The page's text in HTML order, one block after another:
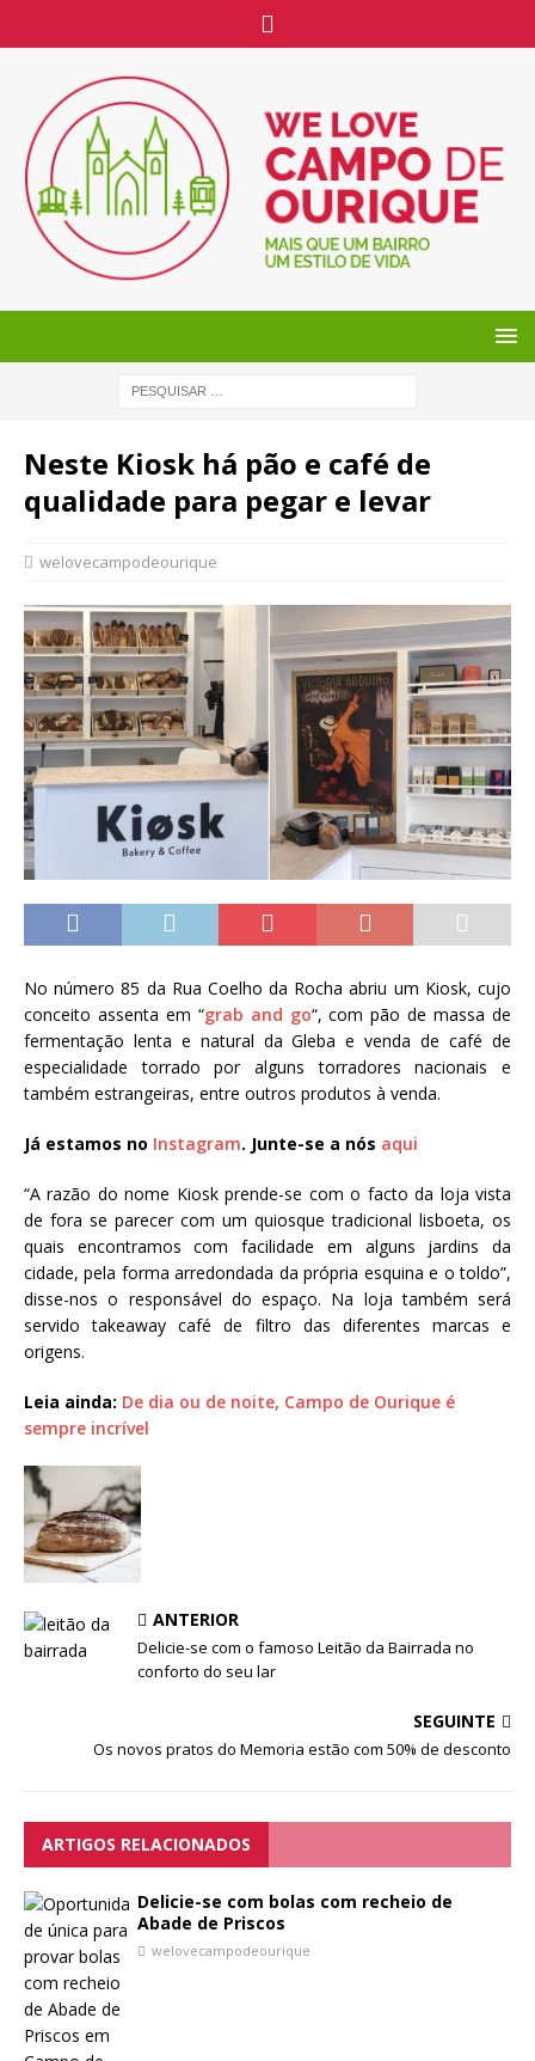
Neste Kiosk há pão e café de
qualidade para pegar e levar
welovecampodeourique
No número 85 da Rua Coelho da Rocha abriu um Kiosk, cujo
conceito assenta em “grab and go“, com pão de massa de
fermentação lenta e natural da Gleba e venda de café de
especialidade torrado por alguns torradores nacionais e
também estrangeiras, entre outros produtos à venda.
Já estamos no Instagram. Junte-se a nós aqui
“A razão do nome Kiosk prende-se com o facto da loja vista
de fora se parecer com um quiosque tradicional lisboeta, os
quais encontramos com facilidade em alguns jardins da
cidade, pela forma arredondada da própria esquina e o toldo”,
disse-nos o responsável do espaço. Na loja também será
servido takeaway café de filtro das diferentes marcas e
origens.
Leia ainda: De dia ou de noite, Campo de Ourique é
sempre incrível
ANTERIOR
Delicie-se com o famoso Leitão da Bairrada no
conforto do seu lar
SEGUINTE
Os novos pratos do Memoria estão com 50% de desconto
ARTIGOS RELACIONADOS
Delicie-se com bolas com recheio de
Abade de Priscos
welovecampodeourique